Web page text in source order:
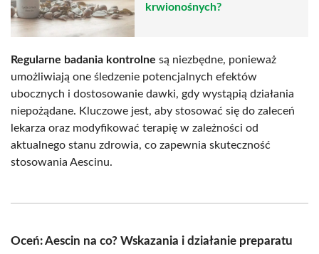
krwionośnych?
Regularne badania kontrolne są niezbędne, ponieważ
umożliwiają one śledzenie potencjalnych efektów
ubocznych i dostosowanie dawki, gdy wystąpią działania
niepożądane. Kluczowe jest, aby stosować się do zaleceń
lekarza oraz modyfikować terapię w zależności od
aktualnego stanu zdrowia, co zapewnia skuteczność
stosowania Aescinu.
Oceń: Aescin na co? Wskazania i działanie preparatu